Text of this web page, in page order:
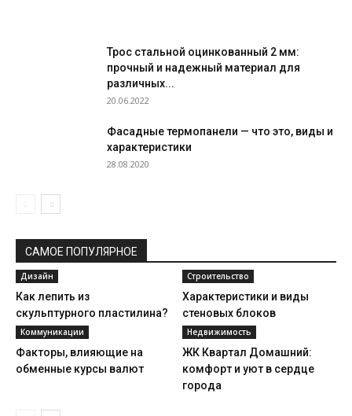
Трос стальной оцинкованный 2 мм:
прочный и надежный материал для
различных...
20.06.2022
Фасадные термопанели — что это, виды и
характеристики
28.08.2020
САМОЕ ПОПУЛЯРНОЕ
Дизайн
Как лепить из
скульптурного пластилина?
Строительство
Характеристики и виды
стеновых блоков
Коммуникации
Факторы, влияющие на
обменные курсы валют
Недвижимость
ЖК Квартал Домашний:
комфорт и уют в сердце
города